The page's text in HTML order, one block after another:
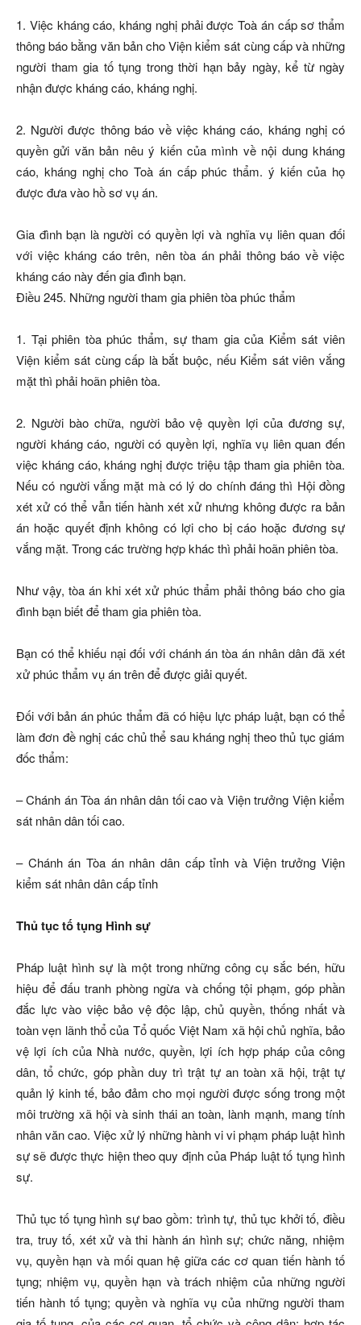
1. Việc kháng cáo, kháng nghị phải được Toà án cấp sơ thẩm
thông báo bằng văn bản cho Viện kiểm sát cùng cấp và những
người tham gia tố tụng trong thời hạn bảy ngày, kể từ ngày
nhận được kháng cáo, kháng nghị.
2. Người được thông báo về việc kháng cáo, kháng nghị có
quyền gửi văn bản nêu ý kiến của mình về nội dung kháng
cáo, kháng nghị cho Toà án cấp phúc thẩm. ý kiến của họ
được đưa vào hồ sơ vụ án.
Gia đình bạn là người có quyền lợi và nghĩa vụ liên quan đối
với việc kháng cáo trên, nên tòa án phải thông báo về việc
kháng cáo này đến gia đình bạn.
Điều 245. Những người tham gia phiên tòa phúc thẩm
1. Tại phiên tòa phúc thẩm, sự tham gia của Kiểm sát viên
Viện kiểm sát cùng cấp là bắt buộc, nếu Kiểm sát viên vắng
mặt thì phải hoãn phiên tòa.
2. Người bào chữa, người bảo vệ quyền lợi của đương sự,
người kháng cáo, người có quyền lợi, nghĩa vụ liên quan đến
việc kháng cáo, kháng nghị được triệu tập tham gia phiên tòa.
Nếu có người vắng mặt mà có lý do chính đáng thì Hội đồng
xét xử có thể vẫn tiến hành xét xử nhưng không được ra bản
án hoặc quyết định không có lợi cho bị cáo hoặc đương sự
vắng mặt. Trong các trường hợp khác thì phải hoãn phiên tòa.
Như vậy, tòa án khi xét xử phúc thẩm phải thông báo cho gia
đình bạn biết để tham gia phiên tòa.
Bạn có thể khiếu nại đối với chánh án tòa án nhân dân đã xét
xử phúc thẩm vụ án trên để được giải quyết.
Đối với bản án phúc thẩm đã có hiệu lực pháp luật, bạn có thể
làm đơn đề nghị các chủ thể sau kháng nghị theo thủ tục giám
đốc thẩm:
– Chánh án Tòa án nhân dân tối cao và Viện trưởng Viện kiểm
sát nhân dân tối cao.
– Chánh án Tòa án nhân dân cấp tỉnh và Viện trưởng Viện
kiểm sát nhân dân cấp tỉnh
Thủ tục tố tụng Hình sự
Pháp luật hình sự là một trong những công cụ sắc bén, hữu
hiệu để đấu tranh phòng ngừa và chống tội phạm, góp phần
đắc lực vào việc bảo vệ độc lập, chủ quyền, thống nhất và
toàn vẹn lãnh thổ của Tổ quốc Việt Nam xã hội chủ nghĩa, bảo
vệ lợi ích của Nhà nước, quyền, lợi ích hợp pháp của công
dân, tổ chức, góp phần duy trì trật tự an toàn xã hội, trật tự
quản lý kinh tế, bảo đảm cho mọi người được sống trong một
môi trường xã hội và sinh thái an toàn, lành mạnh, mang tính
nhân văn cao. Việc xử lý những hành vi vi phạm pháp luật hình
sự sẽ được thực hiện theo quy định của Pháp luật tố tụng hình
sự.
Thủ tục tố tụng hình sự bao gồm: trình tự, thủ tục khởi tố, điều
tra, truy tố, xét xử và thi hành án hình sự; chức năng, nhiệm
vụ, quyền hạn và mối quan hệ giữa các cơ quan tiến hành tố
tụng; nhiệm vụ, quyền hạn và trách nhiệm của những người
tiến hành tố tụng; quyền và nghĩa vụ của những người tham